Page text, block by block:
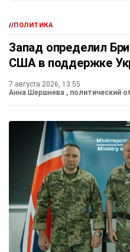
//ПОЛИТИКА
Запад определил
США в поддержке
7 августа 2026, 13:55
Анна Шершнева , политический